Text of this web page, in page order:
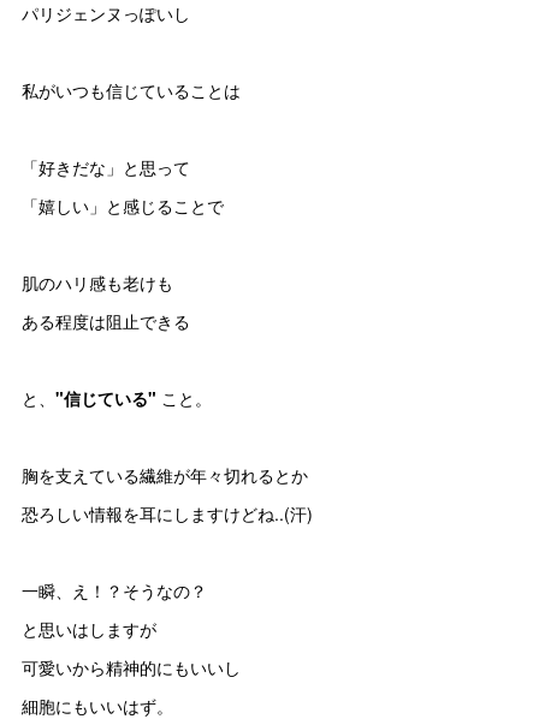
パリジェンヌっぽいし
私がいつも信じていることは
「好きだな」と思って
「嬉しい」と感じることで
肌のハリ感も老けも
ある程度は阻止できる
と、"信じている" こと。
胸を支えている繊維が年々切れるとか
恐ろしい情報を耳にしますけどね..(汗)
一瞬、え！？そうなの？
と思いはしますが
可愛いから精神的にもいいし
細胞にもいいはず。